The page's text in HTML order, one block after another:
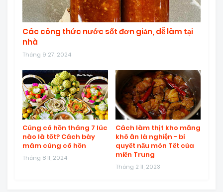
Các công thức nước sốt đơn giản, dễ làm tại
nhà
Tháng 9 27, 2024
Cúng cô hồn tháng 7 lúc
nào là tốt? Cách bày
mâm cúng cô hồn
Tháng 8 11, 2024
Cách làm thịt kho măng
khô ăn là nghiện - bí
quyết nấu món Tết của
miền Trung
Tháng 2 11, 2023